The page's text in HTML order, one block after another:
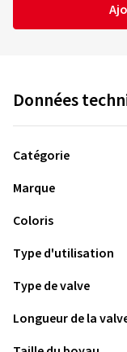
Données
Catégorie
Marque
Coloris
Type d'utilisation
Type de valve
Longueur de la